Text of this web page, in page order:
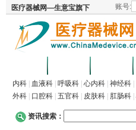
内科 血液科 呼吸科 心内科 神经科
外科
口腔科 五官科 皮肤科 肛肠科
资讯搜索：